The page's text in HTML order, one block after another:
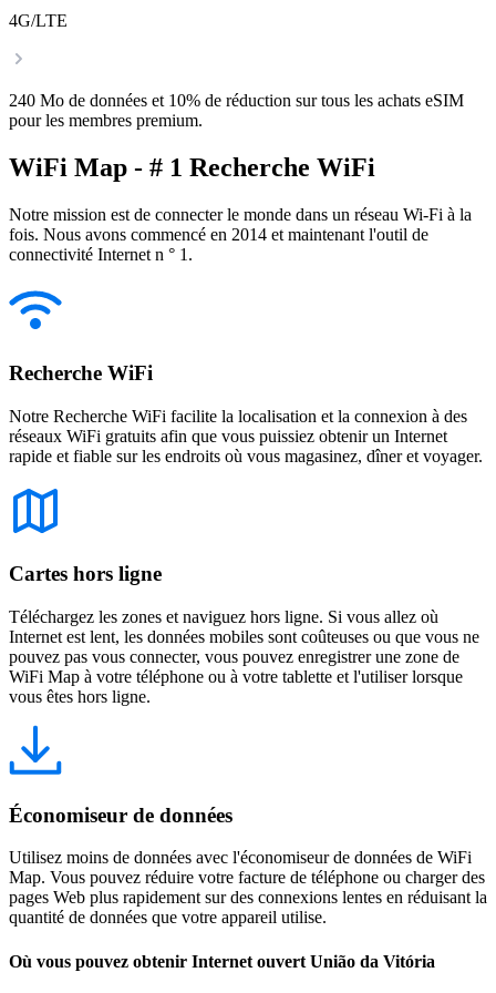
4G/LTE
240 Mo de données et 10% de réduction sur tous les achats eSIM
pour les membres premium.
WiFi Map - # 1 Recherche WiFi
Notre mission est de connecter le monde dans un réseau Wi-Fi à la
fois. Nous avons commencé en 2014 et maintenant l'outil de
connectivité Internet n ° 1.
Recherche WiFi
Notre Recherche WiFi facilite la localisation et la connexion à des
réseaux WiFi gratuits afin que vous puissiez obtenir un Internet
rapide et fiable sur les endroits où vous magasinez, dîner et voyager.
Cartes hors ligne
Téléchargez les zones et naviguez hors ligne. Si vous allez où
Internet est lent, les données mobiles sont coûteuses ou que vous ne
pouvez pas vous connecter, vous pouvez enregistrer une zone de
WiFi Map à votre téléphone ou à votre tablette et l'utiliser lorsque
vous êtes hors ligne.
Économiseur de données
Utilisez moins de données avec l'économiseur de données de WiFi
Map. Vous pouvez réduire votre facture de téléphone ou charger des
pages Web plus rapidement sur des connexions lentes en réduisant la
quantité de données que votre appareil utilise.
Où vous pouvez obtenir Internet ouvert União da Vitória